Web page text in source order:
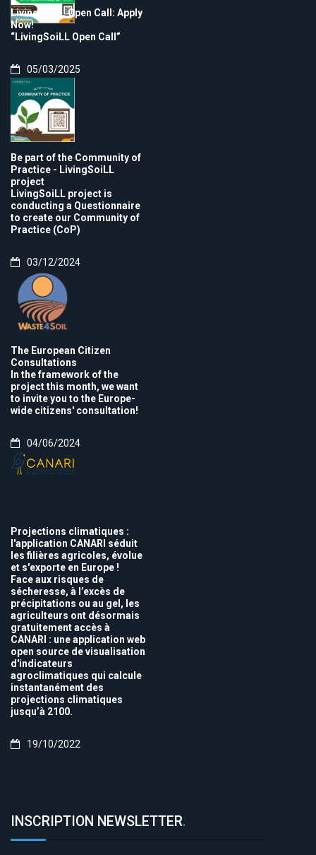
LivingSoiLL Open Call: Apply
Now!
“LivingSoiLL Open Call”
05/03/2025
Be part of the Community of
Practice - LivingSoiLL
project
LivingSoiLL project is
conducting a Questionnaire
to create our Community of
Practice (CoP)
03/12/2024
The European Citizen
Consultations
In the framework of the
project this month, we want
to invite you to the Europe-
wide citizens' consultation!
04/06/2024
Projections climatiques :
l'application CANARI séduit
les filières agricoles, évolue
et s'exporte en Europe !
Face aux risques de
sécheresse, à l’excès de
précipitations ou au gel, les
agriculteurs ont désormais
gratuitement accès à
CANARI : une application web
open source de visualisation
d'indicateurs
agroclimatiques qui calcule
instantanément des
projections climatiques
jusqu’à 2100.
19/10/2022
INSCRIPTION NEWSLETTER.